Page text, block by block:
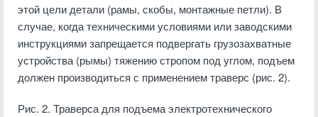
этой цели детали (рамы, скобы, монтажные петли). В
случае, когда техническими условиями или заводскими
инструкциями запрещается подвергать грузозахватные
устройства (рымы) тяжению стропом под углом, подъем
должен производиться с применением траверс (рис. 2).
Рис. 2. Траверса для подъема электротехнического